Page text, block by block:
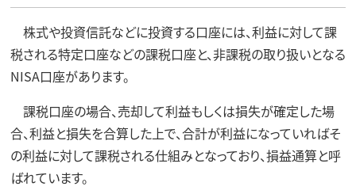
株式や投資信託などに投資する口座には、利益に対して課
税される特定口座などの課税口座と、非課税の取り扱いとなる
NISA口座があります。
課税口座の場合、売却して利益もしくは損失が確定した場
合、利益と損失を合算した上で、合計が利益になっていればそ
の利益に対して課税される仕組みとなっており、損益通算と呼
ばれています。